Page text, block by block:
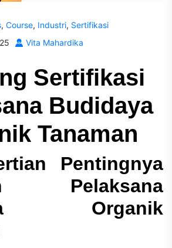
, Course, Industri, Sertifikasi
Vita Mahardika
Sertifikasi
Budidaya
Tanaman
Pentingnya
Pelaksana
Organik